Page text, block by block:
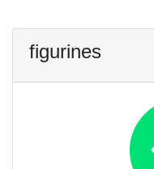
figurines